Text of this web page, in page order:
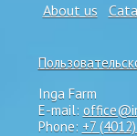
About us
Inga Farm
E-mail:
Phone: +7